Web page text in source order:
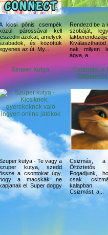
kicsi pónis csempék
párossával kell
azokat, amelyek
és közöttük
az út. My...
Rendezd be a
szobáját,
nak milyen
ágya, a...
Szuper kutya
kutya - Te vagy a
kutya, szedd
a csontokat úgy,
a macskák ne
el. Super doggy
Csizmás, a
Csizmás, a
Fogadjunk,
csak
Csizmást, a...